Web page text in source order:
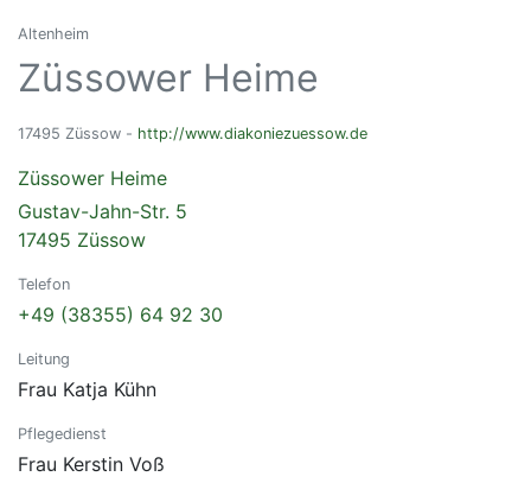
Altenheim
Züssower Heime
17495 Züssow - http://www.diakoniezuessow.de
Züssower Heime
Gustav-Jahn-Str. 5
17495 Züssow
Telefon
+49 (38355) 64 92 30
Leitung
Frau Katja Kühn
Pflegedienst
Frau Kerstin Voß